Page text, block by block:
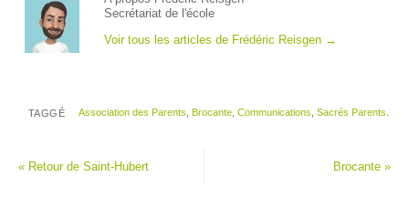
Secrétariat de l'école
Voir tous les articles de Frédéric Reisgen →
TAGGÉ Association des Parents ,Brocante ,Communications ,Sacrés Parents
«Retour de Saint-Hubert Brocante»